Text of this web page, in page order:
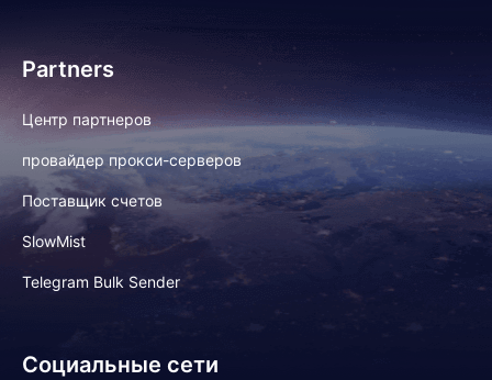
Partners
Центр партнеров
провайдер прокси-серверов
Поставщик счетов
SlowMist
Telegram Bulk Sender
Социальные сети